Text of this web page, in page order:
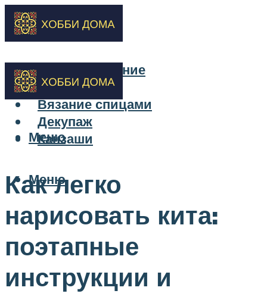
Бисероплетение
Вышивка
Вязание спицами
Декупаж
Канзаши
Меню
Меню
Как легко
нарисовать кита:
поэтапные
инструкции и